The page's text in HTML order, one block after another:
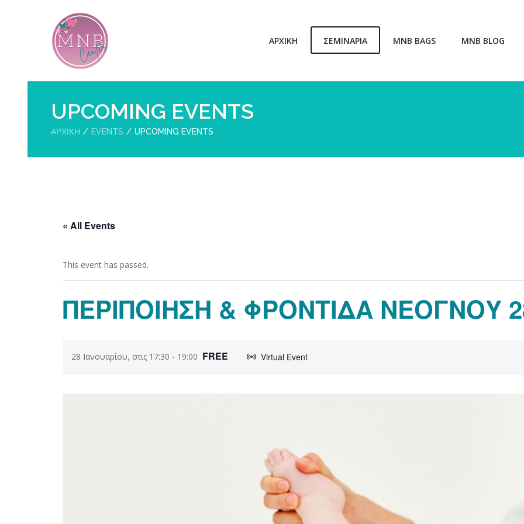
ΑΡΧΙΚΗ ΣΕΜΙΝΑΡΙΑ MNB BAGS MNB BLOG
UPCOMING EVENTS
ΑΡΧΙΚΉ EVENTS UPCOMING EVENTS
« All Events
This event has passed.
ΠΕΡΙΠΟΙΗΣΗ & ΦΡΟΝΤΙΔΑ ΝΕΟΓΝΟΥ
28 Ιανουαρίου, στις 17:30 - 19:00 Virtual Event
FREE